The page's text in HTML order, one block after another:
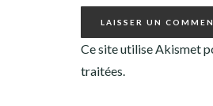
Ce site utilise Akismet
traitées.